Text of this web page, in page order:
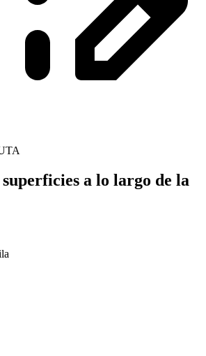
a lo largo de la